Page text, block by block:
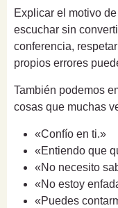
Explicar el motivo
escuchar sin
conferencia,
propios errores
También podemos
cosas que muchas
«Confío en ti.»
«Entiendo que
«No necesito
«No estoy
«Puedes